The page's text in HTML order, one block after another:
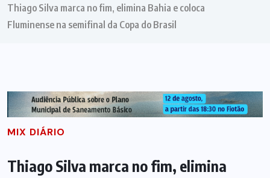
Thiago Silva marca no fim, elimina Bahia e coloca
Fluminense na semifinal da Copa do Brasil
MIX DIÁRIO
Thiago Silva marca no fim, elimina